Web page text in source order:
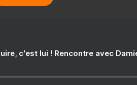
c'est lui ! Rencontre avec